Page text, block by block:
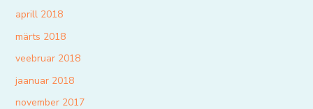
aprill 2018
märts 2018
veebruar 2018
jaanuar 2018
november 2017